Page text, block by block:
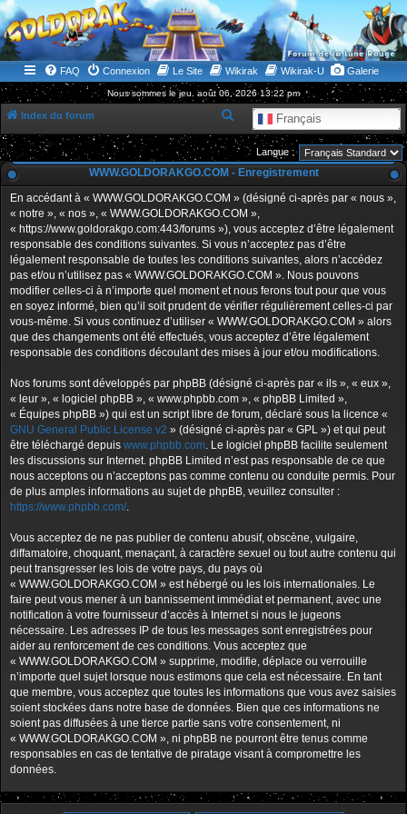
WWW.GOLDORAKGO.COM
le site de la Lune Rouge
FAQ Connexion Le Site Wikirak Wikirak-U Galerie
Nous sommes le jeu. août 06, 2026 13:22 pm
Index du forum Français
e
c
h
e
c
h
e
r
Langue :
WWW.GOLDORAKGO.COM - Enregistrement
En accédant à « WWW.GOLDORAKGO.COM » (désigné ci-après par « nous »,
« notre », « nos », « WWW.GOLDORAKGO.COM »,
« https://www.goldorakgo.com:443/forums »), vous acceptez d’être légalement
responsable des conditions suivantes. Si vous n’acceptez pas d’être
légalement responsable de toutes les conditions suivantes, alors n’accédez
pas et/ou n’utilisez pas « WWW.GOLDORAKGO.COM ». Nous pouvons
modifier celles-ci à n’importe quel moment et nous ferons tout pour que vous
en soyez informé, bien qu’il soit prudent de vérifier régulièrement celles-ci par
vous-même. Si vous continuez d’utiliser « WWW.GOLDORAKGO.COM » alors
que des changements ont été effectués, vous acceptez d’être légalement
responsable des conditions découlant des mises à jour et/ou modifications.
Nos forums sont développés par phpBB (désigné ci-après par « ils », « eux »,
« leur », « logiciel phpBB », « www.phpbb.com », « phpBB Limited »,
« Équipes phpBB ») qui est un script libre de forum, déclaré sous la licence «
GNU General Public License v2 » (désigné ci-après par « GPL ») et qui peut
être téléchargé depuis www.phpbb.com. Le logiciel phpBB facilite seulement
les discussions sur Internet. phpBB Limited n’est pas responsable de ce que
nous acceptons ou n’acceptons pas comme contenu ou conduite permis. Pour
de plus amples informations au sujet de phpBB, veuillez consulter :
https://www.phpbb.com/.
Vous acceptez de ne pas publier de contenu abusif, obscène, vulgaire,
diffamatoire, choquant, menaçant, à caractère sexuel ou tout autre contenu qui
peut transgresser les lois de votre pays, du pays où
« WWW.GOLDORAKGO.COM » est hébergé ou les lois internationales. Le
faire peut vous mener à un bannissement immédiat et permanent, avec une
notification à votre fournisseur d’accès à Internet si nous le jugeons
nécessaire. Les adresses IP de tous les messages sont enregistrées pour
aider au renforcement de ces conditions. Vous acceptez que
« WWW.GOLDORAKGO.COM » supprime, modifie, déplace ou verrouille
n’importe quel sujet lorsque nous estimons que cela est nécessaire. En tant
que membre, vous acceptez que toutes les informations que vous avez saisies
soient stockées dans notre base de données. Bien que ces informations ne
soient pas diffusées à une tierce partie sans votre consentement, ni
« WWW.GOLDORAKGO.COM », ni phpBB ne pourront être tenus comme
responsables en cas de tentative de piratage visant à compromettre les
données.